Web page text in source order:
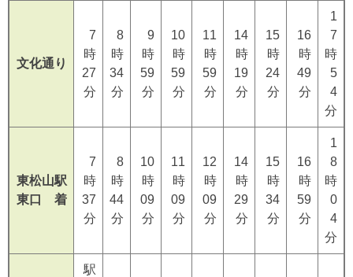
文化通り
7
時
27
分
8
時
34
分
9
時
59
分
10
時
59
分
11
時
59
分
14
時
19
分
15
時
24
分
16
時
49
分
1
7
時
5
4
分
東松山駅
東口 着
7
時
37
分
8
時
44
分
10
時
09
分
11
時
09
分
12
時
09
分
14
時
29
分
15
時
34
分
16
時
59
分
1
8
時
0
4
分
駅